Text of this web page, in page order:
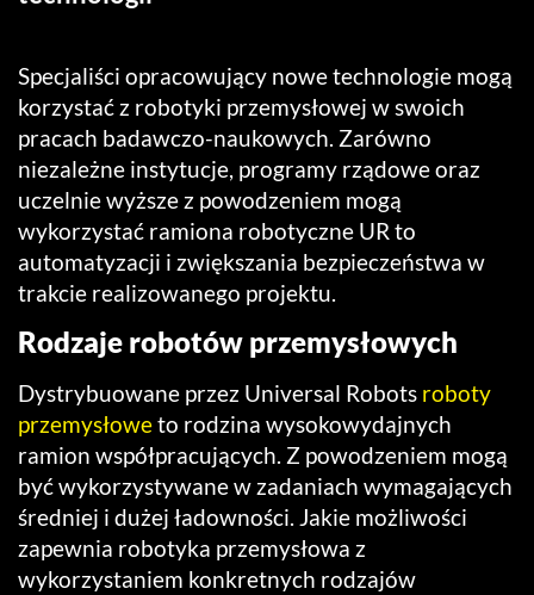
Specjaliści opracowujący nowe technologie mogą
korzystać z robotyki przemysłowej w swoich
pracach badawczo-naukowych. Zarówno
niezależne instytucje, programy rządowe oraz
uczelnie wyższe z powodzeniem mogą
wykorzystać ramiona robotyczne UR to
automatyzacji i zwiększania bezpieczeństwa w
trakcie realizowanego projektu.
Rodzaje robotów przemysłowych
Dystrybuowane przez Universal Robots roboty
przemysłoweto rodzina wysokowydajnych
ramion współpracujących. Z powodzeniem mogą
być wykorzystywane w zadaniach wymagających
średniej i dużej ładowności. Jakie możliwości
zapewnia robotyka przemysłowa z
wykorzystaniem konkretnych rodzajów